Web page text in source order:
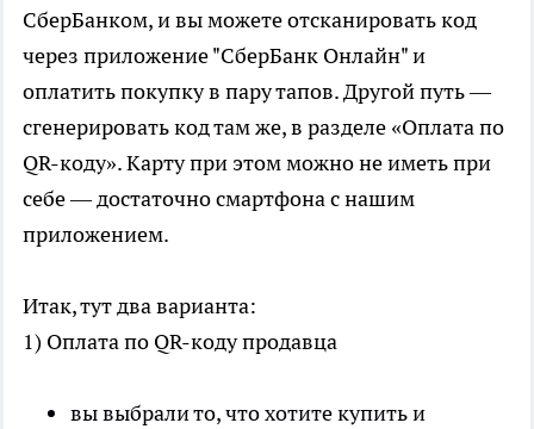
СберБанком, и вы можете отсканировать код
через приложение "СберБанк Онлайн" и
оплатить покупку в пару тапов. Другой путь —
сгенерировать код там же, в разделе «Оплата по
QR-коду». Карту при этом можно не иметь при
себе — достаточно смартфона с нашим
приложением.
Итак, тут два варианта:
1) Оплата по QR-коду продавца
вы выбрали то, что хотите купить и